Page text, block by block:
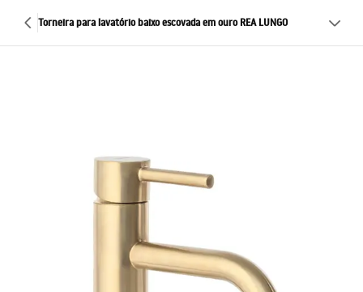
Torneira para lavatório baixo escovada em ouro REA LUNGO